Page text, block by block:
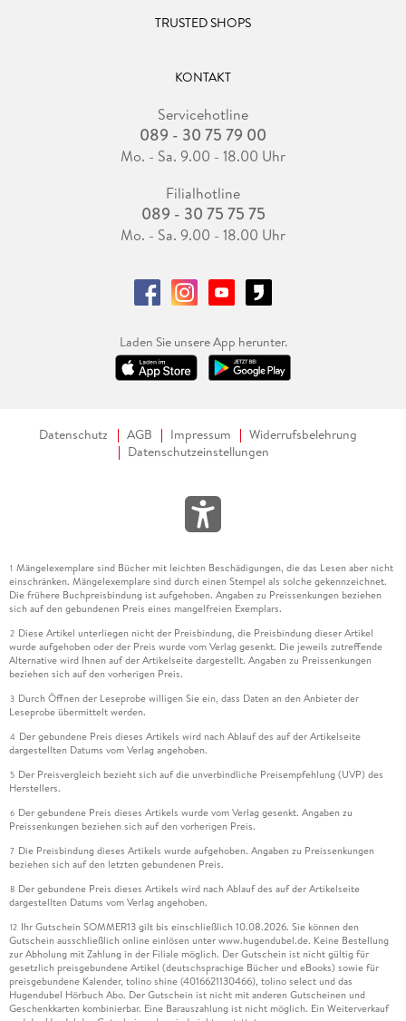
TRUSTED SHOPS
KONTAKT
Servicehotline
089 - 30 75 79 00
Mo. - Sa. 9.00 - 18.00 Uhr
Filialhotline
089 - 30 75 75 75
Mo. - Sa. 9.00 - 18.00 Uhr
Laden Sie unsere App herunter.
Datenschutz AGB Impressum
Widerrufsbelehrung
Datenschutzeinstellungen
1 Mängelexemplare sind Bücher mit leichten Beschädigungen, die das Lesen aber nicht
einschränken. Mängelexemplare sind durch einen Stempel als solche gekennzeichnet.
Die frühere Buchpreisbindung ist aufgehoben. Angaben zu Preissenkungen beziehen
sich auf den gebundenen Preis eines mangelfreien Exemplars.
2 Diese Artikel unterliegen nicht der Preisbindung, die Preisbindung dieser Artikel
wurde aufgehoben oder der Preis wurde vom Verlag gesenkt. Die jeweils zutreffende
Alternative wird Ihnen auf der Artikelseite dargestellt. Angaben zu Preissenkungen
beziehen sich auf den vorherigen Preis.
3 Durch Öffnen der Leseprobe willigen Sie ein, dass Daten an den Anbieter der
Leseprobe übermittelt werden.
4 Der gebundene Preis dieses Artikels wird nach Ablauf des auf der Artikelseite
dargestellten Datums vom Verlag angehoben.
5 Der Preisvergleich bezieht sich auf die unverbindliche Preisempfehlung (UVP) des
Herstellers.
6 Der gebundene Preis dieses Artikels wurde vom Verlag gesenkt. Angaben zu
Preissenkungen beziehen sich auf den vorherigen Preis.
7 Die Preisbindung dieses Artikels wurde aufgehoben. Angaben zu Preissenkungen
beziehen sich auf den letzten gebundenen Preis.
8 Der gebundene Preis dieses Artikels wird nach Ablauf des auf der Artikelseite
dargestellten Datums vom Verlag angehoben.
12 Ihr Gutschein SOMMER13 gilt bis einschließlich 10.08.2026. Sie können den
Gutschein ausschließlich online einlösen unter www.hugendubel.de. Keine Bestellung
zur Abholung mit Zahlung in der Filiale möglich. Der Gutschein ist nicht gültig für
gesetzlich preisgebundene Artikel (deutschsprachige Bücher und eBooks) sowie für
preisgebundene Kalender, tolino shine (4016621130466), tolino select und das
Hugendubel Hörbuch Abo. Der Gutschein ist nicht mit anderen Gutscheinen und
Geschenkkarten kombinierbar. Eine Barauszahlung ist nicht möglich. Ein Weiterverkauf